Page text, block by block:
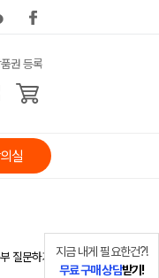
권 등록
실
질문하기
지금 내게 필요한건?!
무료 구매 상담받기!